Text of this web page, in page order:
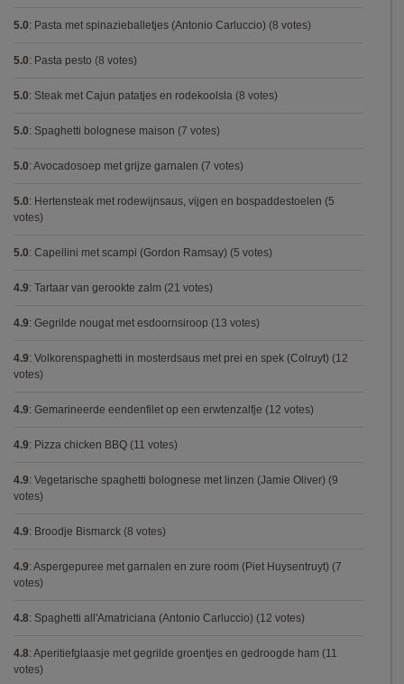
5.0: Pasta met spinazieballetjes (Antonio Carluccio) (8 votes)
5.0: Pasta pesto (8 votes)
5.0: Steak met Cajun patatjes en rodekoolsla (8 votes)
5.0: Spaghetti bolognese maison (7 votes)
5.0: Avocadosoep met grijze garnalen (7 votes)
5.0: Hertensteak met rodewijnsaus, vijgen en bospaddestoelen (5
votes)
5.0: Capellini met scampi (Gordon Ramsay) (5 votes)
4.9: Tartaar van gerookte zalm (21 votes)
4.9: Gegrilde nougat met esdoornsiroop (13 votes)
4.9: Volkorenspaghetti in mosterdsaus met prei en spek (Colruyt) (12
votes)
4.9: Gemarineerde eendenfilet op een erwtenzalfje (12 votes)
4.9: Pizza chicken BBQ (11 votes)
4.9: Vegetarische spaghetti bolognese met linzen (Jamie Oliver) (9
votes)
4.9: Broodje Bismarck (8 votes)
4.9: Aspergepuree met garnalen en zure room (Piet Huysentruyt) (7
votes)
4.8: Spaghetti all'Amatriciana (Antonio Carluccio) (12 votes)
4.8: Aperitiefglaasje met gegrilde groentjes en gedroogde ham (11
votes)